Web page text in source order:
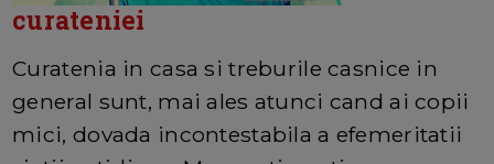
curateniei
Curatenia in casa si treburile casnice in
general sunt, mai ales atunci cand ai copii
mici, dovada incontestabila a efemeritatii